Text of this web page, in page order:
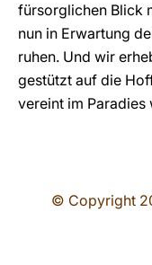
fürsorglichen Blick
nun in Erwartung
ruhen. Und wir
gestützt auf die
vereint im
© Copyright